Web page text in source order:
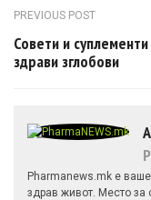
Post
PREVIOUS POST
Совети и суплементи
здрави зглобови
Pharmanews.mk е
здрав живот. Место за